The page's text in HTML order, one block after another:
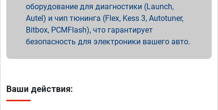
оборудование для диагностики (Launch,
Autel) и чип тюнинга (Flex, Kess 3, Autotuner,
Bitbox, PCMFlash), что гарантирует
безопасность для электроники вашего авто.
Ваши действия: